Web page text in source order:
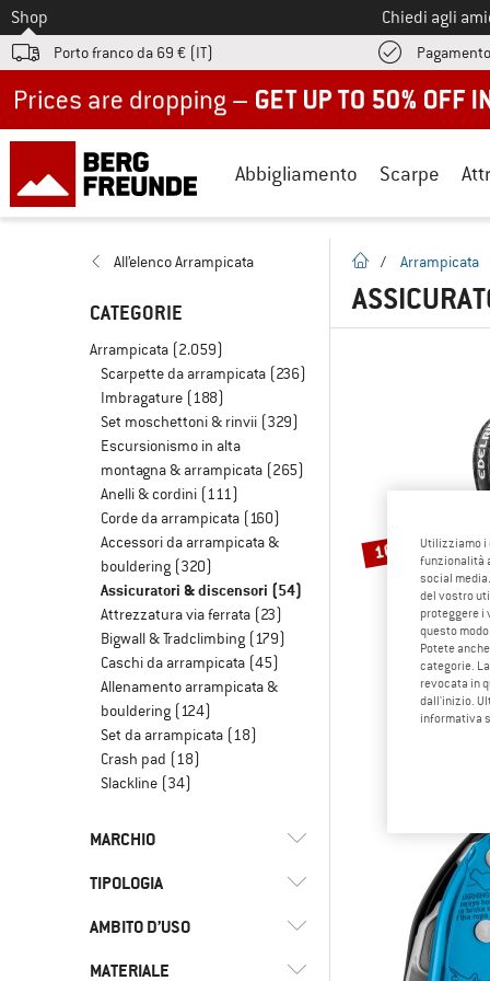
Allo
Shop Chiedi agli
Porto franco da 69 € (IT)
Abbigliamento Scarpe
All’elenco Arrampicata
CATEGORIE
Arrampicata (2.059)
Scarpette da arrampicata (236)
Imbragature (188)
Set moschettoni & rinvii (329)
Escursionismo in alta
montagna & arrampicata (265)
Anelli & cordini (111)
Corde da arrampicata (160)
Accessori da arrampicata &
bouldering (320)
Assicuratori & discensori (54)
Attrezzatura via ferrata (23)
Bigwall & Tradclimbing (179)
Caschi da arrampicata (45)
Allenamento arrampicata &
bouldering (124)
Set da arrampicata (18)
Crash pad (18)
Slackline (34)
MARCHIO
AustriAlpin
TIPOLOGIA
A otto(5)
Discensore
AMBITO D’USO
Arrampicata
MATERIALE
pagina iniziale
/ Arrampicata
10%
Utilizziamo i
funzionalità
social
del vostro
proteggere i
questo modo.
Potete
categorie.
revocata in
dall'inizio.
informativa